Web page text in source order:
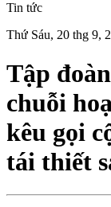
Tin tức
Thứ Sáu, 20 thg 9,
Tập
chuỗi
kêu gọi
tái thiết